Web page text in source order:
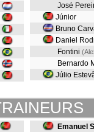
José
Júnior
Bruno
Daniel
Fontini
Bernardo
Júlio
Emanuel